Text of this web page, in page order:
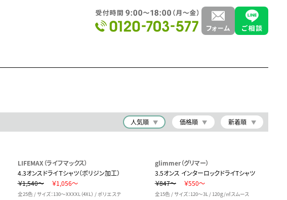
人気順 価格順 新着順
LIFEMAX（ライフマックス）
4.3オンスドライＴシャツ（ポリジン加工）
￥1,540～
￥1,056～
全25色 / サイズ：130～XXXXL（4XL） / ポリエステ
glimmer（グリマー）
3.5オンス インターロックドライTシャツ
￥847～
￥550～
全15色 / サイズ：120～3L / 120ｇ/㎡スムース